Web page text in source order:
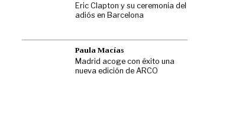
Eric Clapton y su ceremonia del
adiós en Barcelona
Paula Macías
Madrid acoge con éxito una
nueva edición de ARCO